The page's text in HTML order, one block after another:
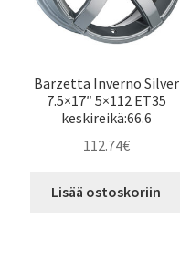
Barzetta Inverno Silver
7.5×17″ 5×112 ET35
keskireikä:66.6
112.74€
Lisää ostoskoriin